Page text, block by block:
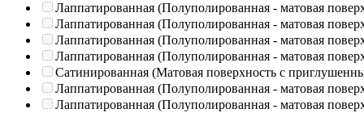
Лаппатированная (Полуполированная - матовая
Лаппатированная (Полуполированная - матовая
Лаппатированная (Полуполированная - матовая
Лаппатированная (Полуполированная - матовая
Сатинированная (Матовая поверхность с
Лаппатированная (Полуполированная - матовая
Лаппатированная (Полуполированная - матовая